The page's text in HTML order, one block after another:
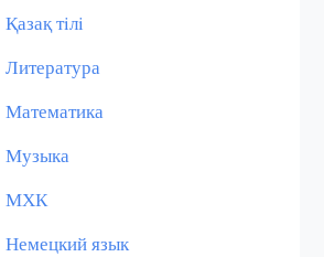
Қазақ тiлi
Литература
Математика
Музыка
МХК
Немецкий язык